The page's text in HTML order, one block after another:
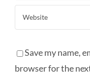
Save my name,
browser for the